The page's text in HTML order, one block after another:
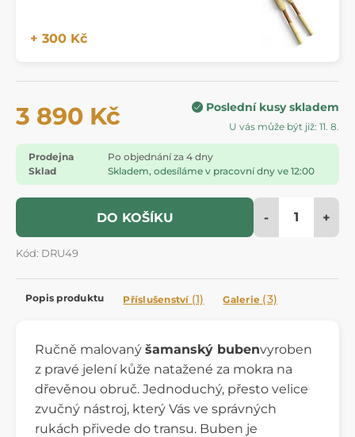
+ 300 Kč
3 890 Kč Poslední kusy skladem
U vás může být již: 11. 8.
Prodejna
Po objednání za 4 dny
Sklad
Skladem, odesíláme v pracovní dny ve 12:00
DO KOŠÍKU - +
Kód: DRU49
Popis produktu Příslušenství (1) Galerie (3)
Ručně malovaný šamanský bubenvyroben
z pravé jelení kůže natažené za mokra na
dřevěnou obruč. Jednoduchý, přesto velice
zvučný nástroj, který Vás ve správných
rukách přivede do transu. Buben je